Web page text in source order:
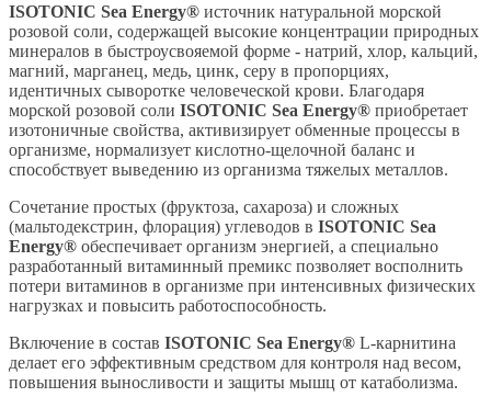
ISOTONIC Sea Energy® источник натуральной морской
розовой соли, содержащей высокие концентрации природных
минералов в быстроусвояемой форме - натрий, хлор, кальций,
магний, марганец, медь, цинк, серу в пропорциях,
идентичных сыворотке человеческой крови. Благодаря
морской розовой соли ISOTONIC Sea Energy® приобретает
изотоничные свойства, активизирует обменные процессы в
организме, нормализует кислотно-щелочной баланс и
способствует выведению из организма тяжелых металлов.
Сочетание простых (фруктоза, сахароза) и сложных
(мальтодекстрин, флорация) углеводов в ISOTONIC Sea
Energy® обеспечивает организм энергией, а специально
разработанный витаминный премикс позволяет восполнить
потери витаминов в организме при интенсивных физических
нагрузках и повысить работоспособность.
Включение в состав ISOTONIC Sea Energy® L-карнитина
делает его эффективным средством для контроля над весом,
повышения выносливости и защиты мышц от катаболизма.